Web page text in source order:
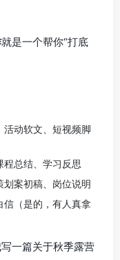
就是一个帮你“打底
动软文、短视频脚
程总结、学习反思
案初稿、岗位说明
（是的，有人真拿
一篇关于秋季露营